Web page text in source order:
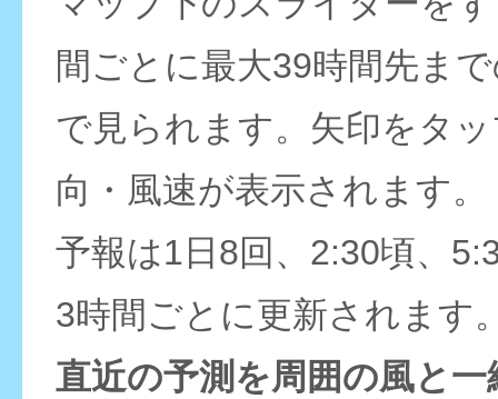
間ごとに最大39時間先ま
で見られます。矢印をタ
向・風速が表示されます。
予報は1日8回、2:30頃、
3時間ごとに更新されます
直近の予測を周囲の風と